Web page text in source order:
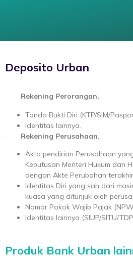
Deposito Urban
· Rekening Perorangan.
Tanda Bukti Diri (KTP/SIM/
Identitas lainnya.
· Rekening Perusahaan.
Akta pendirian Perusahaan
Keputusan Menteri Hukum dan
dengan Akte Perubahan
Identitas Diri yang sah dari
kuasa yang ditunjuk oleh
Nomor Pokok Wajib Pajak
Identitas lainnya (SIUP/SITU/
Produk Bank Urban